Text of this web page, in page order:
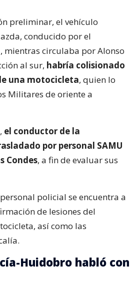
preliminar, el vehículo
conducido por el
mientras circulaba por Alonso
al sur, habría colisionado
una motocicleta, quien lo
Militares de oriente a
el conductor de la
por personal SAMU
Condes, a fin de evaluar sus
policial se encuentra a
de lesiones del
así como las
Huidobro habló con